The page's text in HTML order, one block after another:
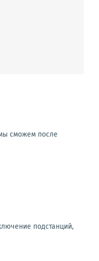
сможем после
подстанций,